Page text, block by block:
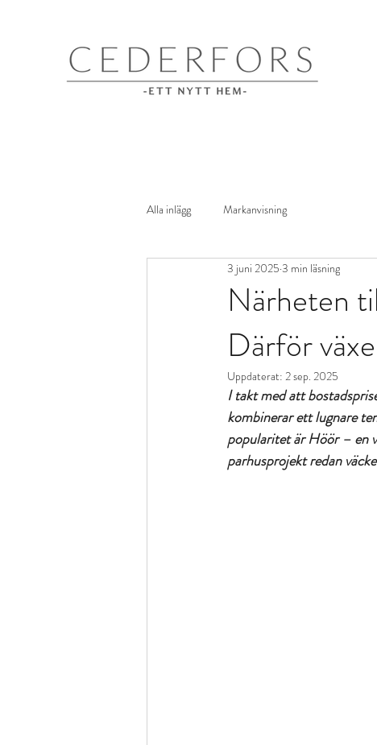
Alla inlägg Markanvisning
Närheten
Därför
3 juni 2025 3 min läsning
Uppdaterat: 2 sep. 2025
I takt med att
kombinerar ett lugnare
popularitet är Höör – en
parhusprojekt redan